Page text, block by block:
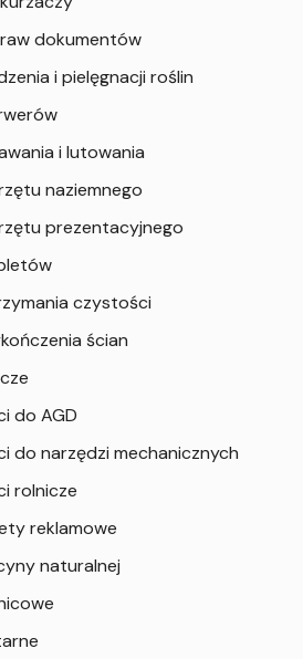
dokumentów
i pielęgnacji roślin
i lutowania
naziemnego
prezentacyjnego
czystości
ścian
do AGD
do narzędzi mechanicznych
rolnicze
reklamowe
naturalnej